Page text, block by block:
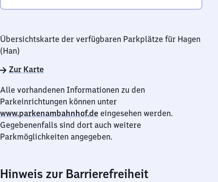
Neustadt
Rübenberge
Sonntag
Uhr
Uhr
Übersichtskarte der verfügbaren Parkplätze für Hagen
(Han)
Zur Karte
Alle vorhandenen Informationen zu den
Parkeinrichtungen können unter
www.parkenambahnhof.de eingesehen werden.
Gegebenenfalls sind dort auch weitere
Parkmöglichkeiten angegeben.
Hinweis zur Barrierefreiheit